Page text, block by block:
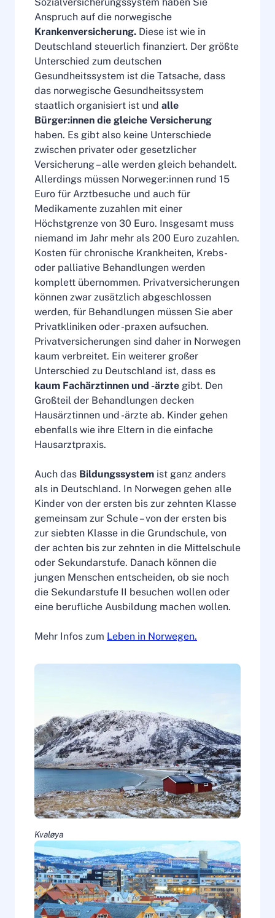
Anspruch auf die norwegische
Krankenversicherung. Diese ist wie in
Deutschland steuerlich finanziert. Der größte
Unterschied zum deutschen
Gesundheitssystem ist die Tatsache, dass
das norwegische Gesundheitssystem
staatlich organisiert ist und alle
Bürger:innen die gleiche Versicherung
haben. Es gibt also keine Unterschiede
zwischen privater oder gesetzlicher
Versicherung – alle werden gleich behandelt.
Allerdings müssen Norweger:innen rund 15
Euro für Arztbesuche und auch für
Medikamente zuzahlen mit einer
Höchstgrenze von 30 Euro. Insgesamt muss
niemand im Jahr mehr als 200 Euro zuzahlen.
Kosten für chronische Krankheiten, Krebs-
oder palliative Behandlungen werden
komplett übernommen. Privatversicherungen
können zwar zusätzlich abgeschlossen
werden, für Behandlungen müssen Sie aber
Privatkliniken oder -praxen aufsuchen.
Privatversicherungen sind daher in Norwegen
kaum verbreitet. Ein weiterer großer
Unterschied zu Deutschland ist, dass es
kaum Fachärztinnen und -ärzte gibt. Den
Großteil der Behandlungen decken
Hausärztinnen und -ärzte ab. Kinder gehen
ebenfalls wie ihre Eltern in die einfache
Hausarztpraxis.
Auch das Bildungssystem ist ganz anders
als in Deutschland. In Norwegen gehen alle
Kinder von der ersten bis zur zehnten Klasse
gemeinsam zur Schule – von der ersten bis
zur siebten Klasse in die Grundschule, von
der achten bis zur zehnten in die Mittelschule
oder Sekundarstufe. Danach können die
jungen Menschen entscheiden, ob sie noch
die Sekundarstufe II besuchen wollen oder
eine berufliche Ausbildung machen wollen.
Mehr Infos zum Leben in Norwegen.
Kvaløya